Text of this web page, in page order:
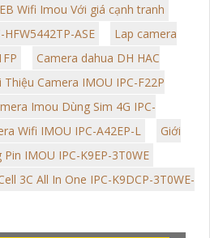
Wifi Imou Với giá cạnh tranh
ASE
Lap camera
Camera dahua DH HAC
Thiệu Camera IMOU IPC-F22P
Imou Dùng Sim 4G IPC-
Wifi IMOU IPC-A42EP-L
Giới
IMOU IPC-K9EP-3T0WE
3C All In One IPC-K9DCP-3T0WE-